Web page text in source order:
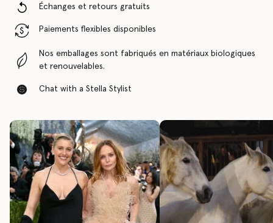
Échanges et retours gratuits
Paiements flexibles disponibles
Nos emballages sont fabriqués en matériaux biologiques
et renouvelables.
Chat with a Stella Stylist